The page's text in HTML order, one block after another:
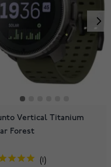
Vertical Titanium
Forest